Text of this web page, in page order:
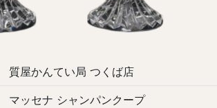
質屋かんてい局 つくば店
マッセナ シャンパンクープ